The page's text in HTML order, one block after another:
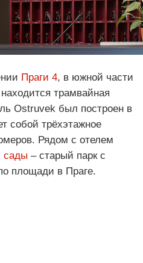
Праги 4, в южной части
трамвайная
Ostruvek был построен в
собой трёхэтажное
Рядом с отелем
сады – старый парк с
площади в Праге.